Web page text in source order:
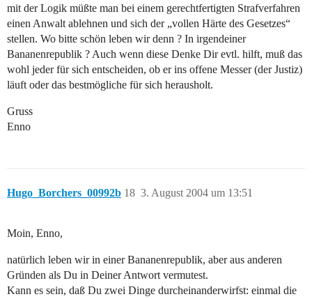
mit der Logik müßte man bei einem gerechtfertigten Strafverfahren
einen Anwalt ablehnen und sich der „vollen Härte des Gesetzes“
stellen. Wo bitte schön leben wir denn ? In irgendeiner
Bananenrepublik ? Auch wenn diese Denke Dir evtl. hilft, muß das
wohl jeder für sich entscheiden, ob er ins offene Messer (der Justiz)
läuft oder das bestmögliche für sich herausholt.
Gruss
Enno
Hugo_Borchers_00992b 3. August 2004 um 13:51
18
Moin, Enno,
natürlich leben wir in einer Bananenrepublik, aber aus anderen
Gründen als Du in Deiner Antwort vermutest.
Kann es sein, daß Du zwei Dinge durcheinanderwirfst: einmal die